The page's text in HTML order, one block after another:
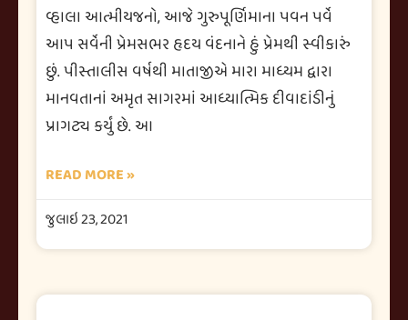
વ્હાલા આત્મીયજનો, આજે ગુરુપૂર્ણિમાના પવન પર્વે
આપ સર્વેની પ્રેમસભર હૃદય વંદનાને હું પ્રેમથી સ્વીકારું
છું. પીસ્તાલીસ વર્ષથી માતાજીએ મારા માધ્યમ દ્વારા
માનવતાનાં અમૃત સાગરમાં આધ્યાત્મિક દીવાદાંડીનું
પ્રાગટ્ય કર્યું છે. આ
READ MORE »
જુલાઇ 23, 2021